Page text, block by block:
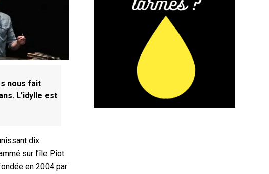
nous fait
L’idylle est
dix
sur l’île Piot
en 2004 par